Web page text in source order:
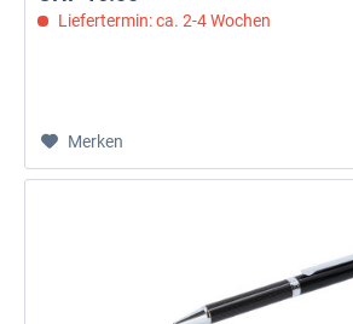
Liefertermin: ca. 2-4 Wochen
Merken